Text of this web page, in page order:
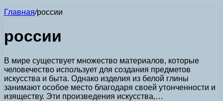
Главная/россии
россии
В мире существует множество материалов, которые
человечество использует для создания предметов
искусства и быта. Однако изделия из белой глины
занимают особое место благодаря своей утонченности и
изяществу. Эти произведения искусства,…